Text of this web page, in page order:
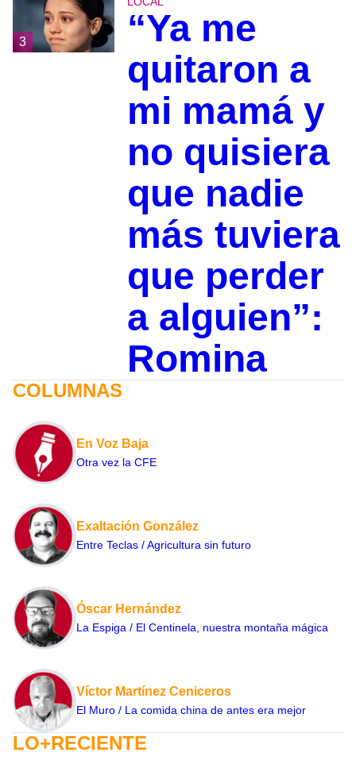
3
“Ya me
quitaron a
mi mamá y
no quisiera
que nadie
más tuviera
que perder
a alguien”:
Romina
COLUMNAS
En Voz Baja
Otra vez la CFE
Exaltación González
Entre Teclas / Agricultura sin futuro
Óscar Hernández
La Espiga / El Centinela, nuestra montaña mágica
Víctor Martínez Ceniceros
El Muro / La comida china de antes era mejor
LO+RECIENTE